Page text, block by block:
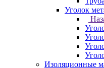
Уголок
Изоляционные